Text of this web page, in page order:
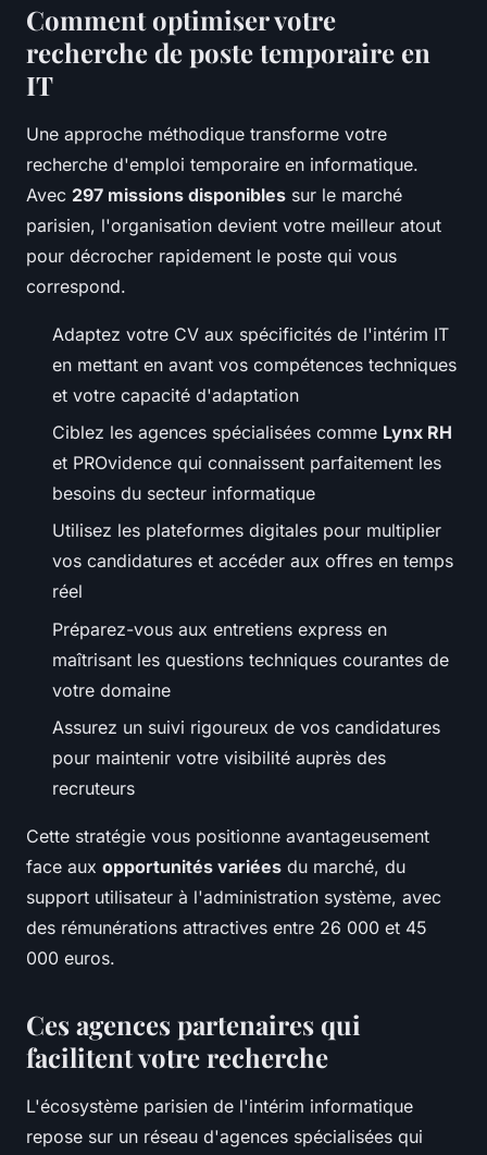
Comment optimiser votre
recherche de poste temporaire en
IT
Une approche méthodique transforme votre
recherche d'emploi temporaire en informatique.
Avec 297 missions disponibles sur le marché
parisien, l'organisation devient votre meilleur atout
pour décrocher rapidement le poste qui vous
correspond.
Adaptez votre CV aux spécificités de l'intérim IT
en mettant en avant vos compétences techniques
et votre capacité d'adaptation
Ciblez les agences spécialisées comme Lynx RH
et PROvidence qui connaissent parfaitement les
besoins du secteur informatique
Utilisez les plateformes digitales pour multiplier
vos candidatures et accéder aux offres en temps
réel
Préparez-vous aux entretiens express en
maîtrisant les questions techniques courantes de
votre domaine
Assurez un suivi rigoureux de vos candidatures
pour maintenir votre visibilité auprès des
recruteurs
Cette stratégie vous positionne avantageusement
face aux opportunités variées du marché, du
support utilisateur à l'administration système, avec
des rémunérations attractives entre 26 000 et 45
000 euros.
Ces agences partenaires qui
facilitent votre recherche
L'écosystème parisien de l'intérim informatique
repose sur un réseau d'agences spécialisées qui